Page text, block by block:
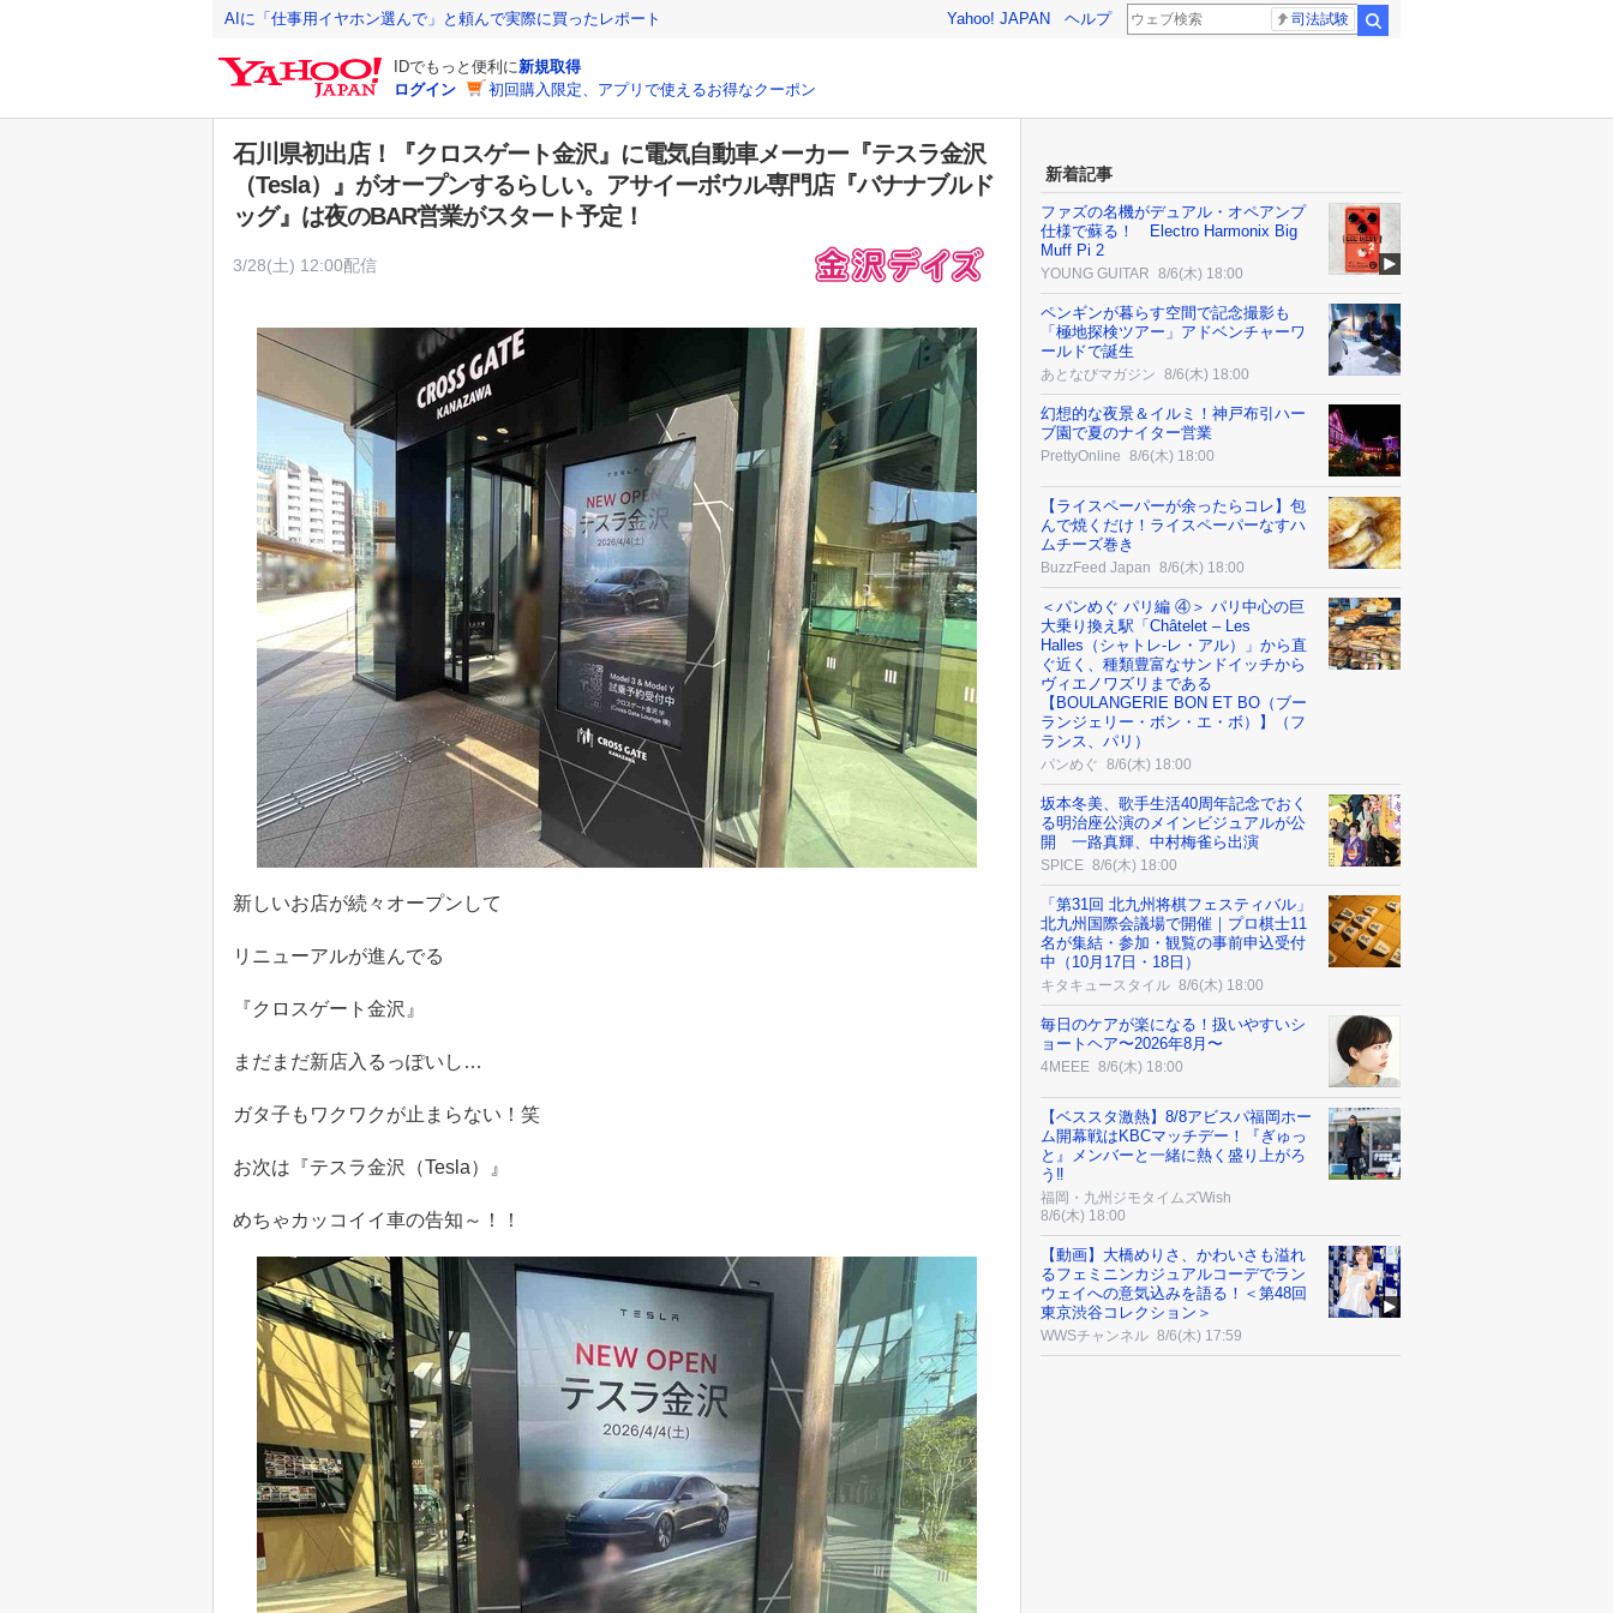
AIに「仕事用イヤホン選んで」と頼んで実際に買ったレポート Yahoo! JAPAN ヘルプ 司法試験
IDでもっと便利に新規取得
ログイン
初回購入限定、アプリで使えるお得なクーポン
石川県初出店！『クロスゲート金沢』に電気自動車メーカー『テスラ金沢
（Tesla）』がオープンするらしい。アサイーボウル専門店『バナナブルド
ッグ』は夜のBAR営業がスタート予定！
3/28(土) 12:00配信
新しいお店が続々オープンして
リニューアルが進んでる
『クロスゲート金沢』
まだまだ新店入るっぽいし…
ガタ子もワクワクが止まらない！笑
お次は『テスラ金沢（Tesla）』
めちゃカッコイイ車の告知～！！
新着記事
ファズの名機がデュアル・オペアンプ
仕様で蘇る！ Electro Harmonix Big
Muff Pi 2
YOUNG GUITAR 8/6(木) 18:00
ペンギンが暮らす空間で記念撮影も
「極地探検ツアー」アドベンチャーワ
ールドで誕生
あとなびマガジン 8/6(木) 18:00
幻想的な夜景＆イルミ！神戸布引ハー
ブ園で夏のナイター営業
PrettyOnline 8/6(木) 18:00
【ライスペーパーが余ったらコレ】包
んで焼くだけ！ライスペーパーなすハ
ムチーズ巻き
BuzzFeed Japan 8/6(木) 18:00
＜パンめぐ パリ編 ④＞ パリ中心の巨
大乗り換え駅「Châtelet – Les
Halles（シャトレ-レ・アル）」から直
ぐ近く、種類豊富なサンドイッチから
ヴィエノワズリまである
【BOULANGERIE BON ET BO（ブー
ランジェリー・ボン・エ・ボ）】（フ
ランス、パリ）
パンめぐ 8/6(木) 18:00
坂本冬美、歌手生活40周年記念でおく
る明治座公演のメインビジュアルが公
開 一路真輝、中村梅雀ら出演
SPICE 8/6(木) 18:00
「第31回 北九州将棋フェスティバル」
北九州国際会議場で開催｜プロ棋士11
名が集結・参加・観覧の事前申込受付
中（10月17日・18日）
キタキュースタイル 8/6(木) 18:00
毎日のケアが楽になる！扱いやすいシ
ョートヘア〜2026年8月〜
4MEEE 8/6(木) 18:00
【ベススタ激熱】8/8アビスパ福岡ホー
ム開幕戦はKBCマッチデー！『ぎゅっ
と』メンバーと一緒に熱く盛り上がろ
う‼
福岡・九州ジモタイムズWish
8/6(木) 18:00
【動画】大橋めりさ、かわいさも溢れ
るフェミニンカジュアルコーデでラン
ウェイへの意気込みを語る！＜第48回
東京渋谷コレクション＞
WWSチャンネル 8/6(木) 17:59